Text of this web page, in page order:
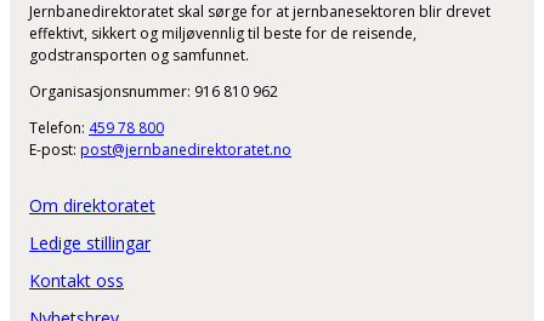
Jernbanedirektoratet skal sørge for at jernbanesektoren blir drevet
effektivt, sikkert og miljøvennlig til beste for de reisende,
godstransporten og samfunnet.
Organisasjonsnummer: 916 810 962
Telefon: 459 78 800
E-post: post@jernbanedirektoratet.no
Om direktoratet
Ledige stillingar
Kontakt oss